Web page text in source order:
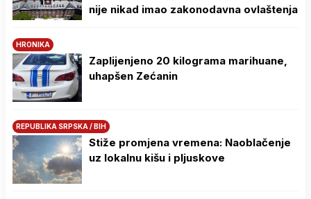
nije nikad imao zakonodavna ovlaštenja
HRONIKA
Zaplijenjeno 20 kilograma marihuane,
uhapšen Zećanin
REPUBLIKA SRPSKA / BIH
Stiže promjena vremena: Naoblačenje
uz lokalnu kišu i pljuskove